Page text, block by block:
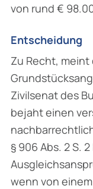
von rund €
Entscheidung
Zu Recht, meint
Zivilsenat des
bejaht einen
§ 906 Abs. 2 S.
wenn von